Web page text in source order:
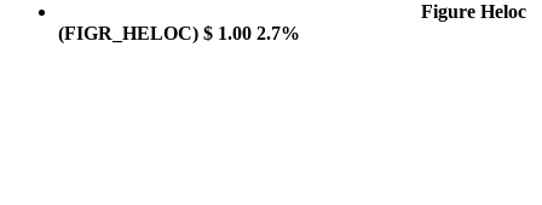
Figure Heloc
(FIGR_HELOC) $ 1.00 2.7%